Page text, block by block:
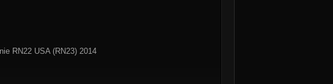
RN22 USA (RN23) 2014